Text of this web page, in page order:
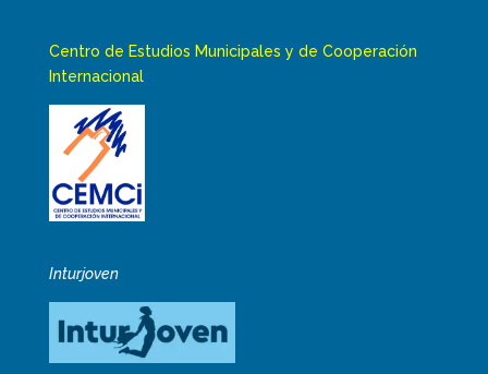
Centro de Estudios Municipales y de Cooperación
Internacional
Inturjoven